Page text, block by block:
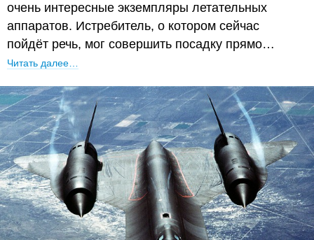
очень интересные экземпляры летательных
аппаратов. Истребитель, о котором сейчас
пойдёт речь, мог совершить посадку прямо…
Читать далее…